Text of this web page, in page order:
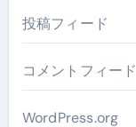
投稿フィード
コメントフィード
WordPress.org